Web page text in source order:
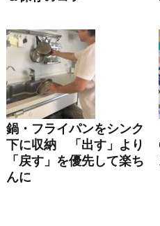
鍋・フライパンをシンク
下に収納 「出す」より
「戻す」を優先して楽ち
んに